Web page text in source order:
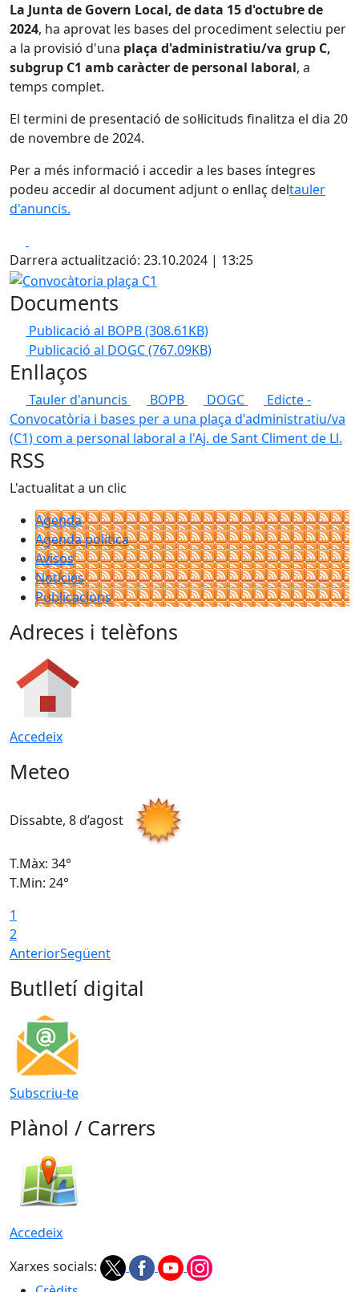
La Junta de Govern Local, de data 15 d'octubre de
2024, ha aprovat les bases del procediment selectiu per
a la provisió d'una plaça d'administratiu/va grup C,
subgrup C1 amb caràcter de personal laboral, a
temps complet.
El termini de presentació de sol·licituds finalitza el dia 20
de novembre de 2024.
Per a més informació i accedir a les bases íntegres
podeu accedir al document adjunt o enllaç deltauler
d'anuncis.
Darrera actualització: 23.10.2024 | 13:25
Convocàtoria plaça C1
Documents
Publicació al BOPB(308.61KB)
Publicació al DOGC(767.09KB)
Enllaços
Tauler d'anuncis BOPB DOGC
Edicte -
Convocatòria i bases per a una plaça d'administratiu/va
(C1) com a personal laboral a l'Aj. de Sant Climent de Ll.
RSS
L'actualitat a un clic
Agenda
Agenda política
Avisos
Notícies
Publicacions
Adreces i telèfons
Accedeix
Meteo
Dissabte, 8 d’agost
T.Màx: 34°
T.Min: 24°
1
2
AnteriorSegüent
Butlletí digital
Subscriu-te
Plànol / Carrers
Accedeix
Xarxes socials: